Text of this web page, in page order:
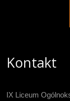
Kontakt
IX Liceum